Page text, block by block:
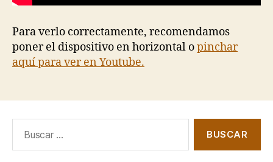
Para verlo correctamente, recomendamos
poner el dispositivo en horizontal opinchar
aquí para ver en Youtube.